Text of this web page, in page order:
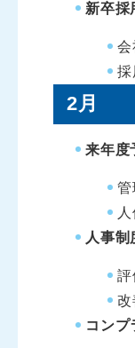
新卒採
会
採
2月
来年度
管
人事制
評
改
コンプ